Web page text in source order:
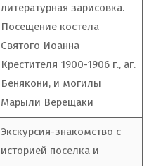
литературная зарисовка.
Посещение костела
Святого Иоанна
Крестителя 1900-1906 г., аг.
Бенякони, и могилы
Марыли Верещаки
Экскурсия-знакомство с
историей поселка и